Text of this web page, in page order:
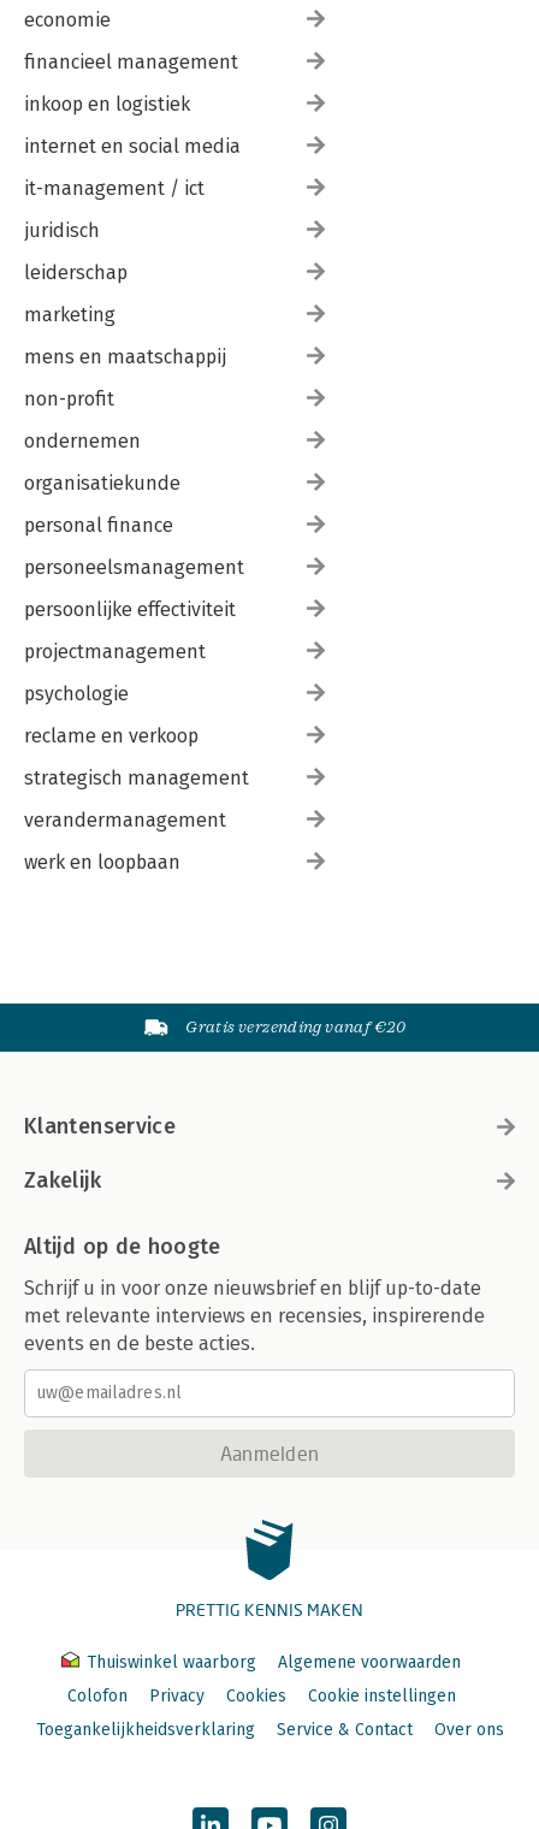
economie
financieel management
inkoop en logistiek
internet en social media
it-management / ict
juridisch
leiderschap
marketing
mens en maatschappij
non-profit
ondernemen
organisatiekunde
personal finance
personeelsmanagement
persoonlijke effectiviteit
projectmanagement
psychologie
reclame en verkoop
strategisch management
verandermanagement
werk en loopbaan
Gratis verzending vanaf €20
Klantenservice
Zakelijk
Altijd op de hoogte
Schrijf u in voor onze nieuwsbrief en blijf up-to-date
met relevante interviews en recensies, inspirerende
events en de beste acties.
Aanmelden
PRETTIG KENNIS MAKEN
Thuiswinkel waarborg
Algemene voorwaarden
Colofon
Privacy Cookies
Cookie instellingen
Toegankelijkheidsverklaring
Service & Contact Over ons